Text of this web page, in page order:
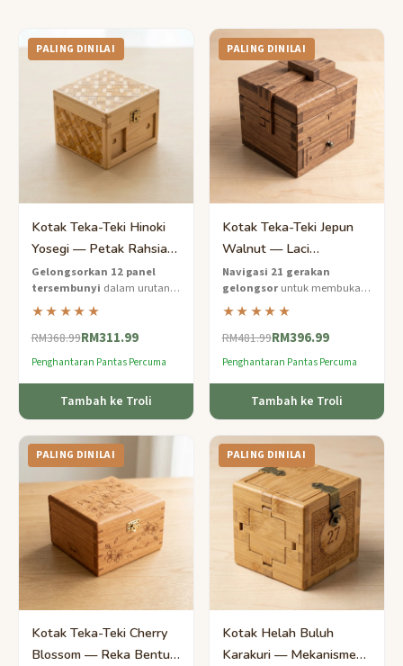
PALING DINILAI
Kotak Teka-Teki Hinoki
Yosegi — Petak Rahsia
12 Langkah Tahap
Sederhana
Gelongsorkan 12 panel
tersembunyi dalam urutan
yang betul untuk
mendedahkan ruang rahsia di
dalam kotak teka-teki Yosegi
★★★★★
RM368.99RM311.99
Penghantaran Pantas Percuma
Tambah ke Troli
PALING DINILAI
Kotak Teka-Teki Jepun
Walnut — Laci
Tersembunyi 21 Langkah
Tahap Sukar
Navigasi 21 gerakan
gelongsoruntuk membuka
laci tersembunyi dalam kotak
teka-teki Jepun walnut ini —
ujian mencabar untuk ingatan
★★★★★
RM481.99RM396.99
Penghantaran Pantas Percuma
Tambah ke Troli
PALING DINILAI
Kotak Teka-Teki Cherry
Blossom — Reka Bentuk
PALING DINILAI
Kotak Helah Buluh
Karakuri — Mekanisme